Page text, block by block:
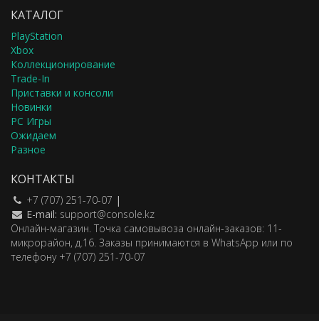
КАТАЛОГ
PlayStation
Xbox
Коллекционирование
Trade-In
Приставки и консоли
Новинки
PC Игры
Ожидаем
Разное
КОНТАКТЫ
+7 (707) 251-70-07 |
E-mail: support@console.kz
Онлайн-магазин. Точка самовывоза онлайн-заказов: 11-
микрорайон, д.16. Заказы принимаются в WhatsApp или по
телефону +7 (707) 251-70-07